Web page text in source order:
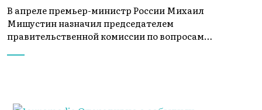
В апреле премьер-министр России Михаил
Мишустин назначил председателем
правительственной комиссии по вопросам…